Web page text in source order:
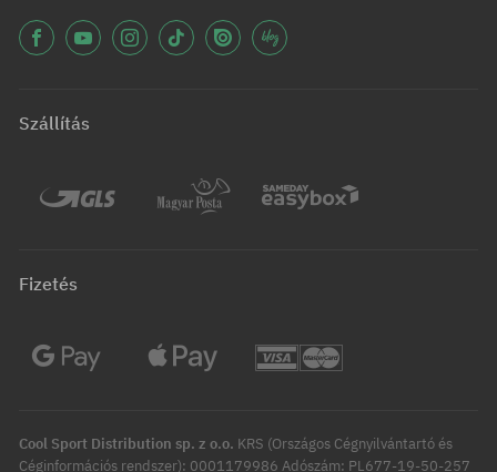
Szállítás
Fizetés
Cool Sport Distribution sp. z o.o. KRS (Országos Cégnyilvántartó és
Céginformációs rendszer): 0001179986 Adószám: PL677-19-50-257